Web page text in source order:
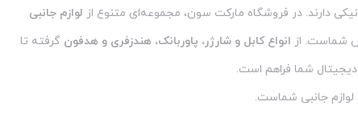
دارند. در فروشگاه مارکت سون، مجموعه‌ای متنوع از لوازم جانبی
شماست. از انواع کابل و شارژر، پاوربانک، هندزفری و هدفون گرفته تا
دیجیتال شما فراهم است.
لوازم جانبی شماست.